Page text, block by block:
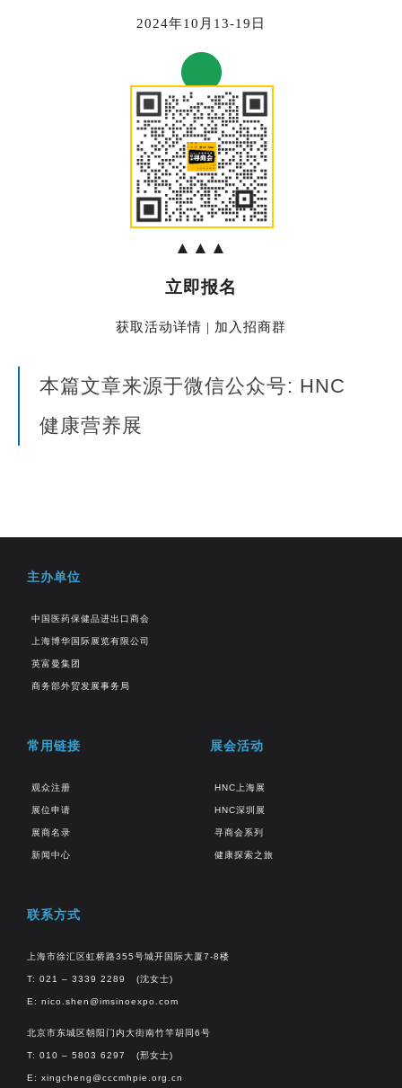
2024年10月13-19日
▲▲▲
立即报名
获取活动详情 | 加入招商群
本篇文章来源于微信公众号: HNC
健康营养展
主办单位
中国医药保健品进出口商会
上海博华国际展览有限公司
英富曼集团
商务部外贸发展事务局
常用链接
观众注册
展位申请
展商名录
新闻中心
展会活动
HNC上海展
HNC深圳展
寻商会系列
健康探索之旅
联系方式
上海市徐汇区虹桥路355号城开国际大厦7-8楼
T: 021 – 3339 2289 (沈女士)
E: nico.shen@imsinoexpo.com
北京市东城区朝阳门内大街南竹竿胡同6号
T: 010 – 5803 6297 (邢女士)
E: xingcheng@cccmhpie.org.cn